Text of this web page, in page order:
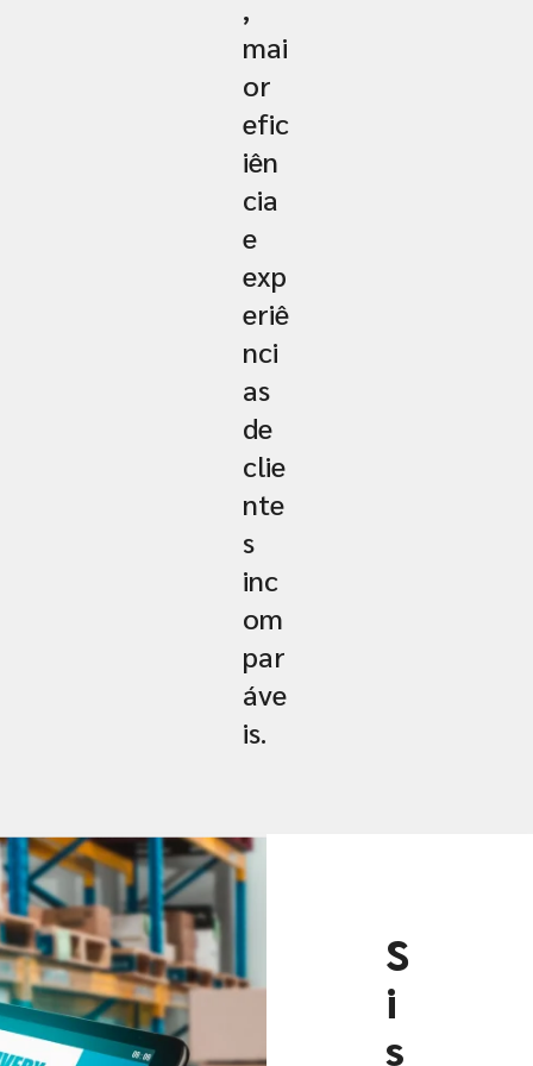
,
mai
or
efic
iên
cia
e
exp
eriê
nci
as
de
clie
nte
s
inc
om
par
áve
is.
S
i
s